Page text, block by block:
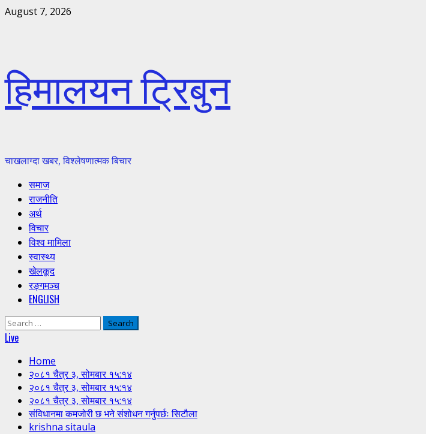
Skip
August 7, 2026
हिमालयन ट्रिबुन
चाखलाग्दा खबर, विश्लेषणात्मक बिचार
Primary
Menu
समाज
राजनीति
अर्थ
विचार
विश्व मामिला
स्वास्थ्य
खेलकूद
रङ्गमञ्च
ENGLISH
Search
for:
Live
Home
२०८१ चैत्र ३, सोमबार १५:१४
२०८१ चैत्र ३, सोमबार १५:१४
२०८१ चैत्र ३, सोमबार १५:१४
संविधानमा कमजोरी छ भने संशोधन गर्नुपर्छः सिटौला
krishna sitaula